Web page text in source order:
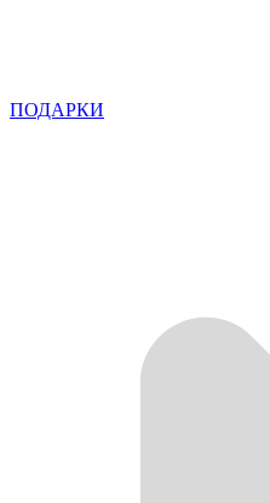
ПОДАРКИ